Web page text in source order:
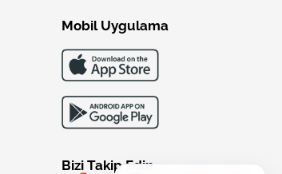
Mobil Uygulama
Bizi Takip Edin